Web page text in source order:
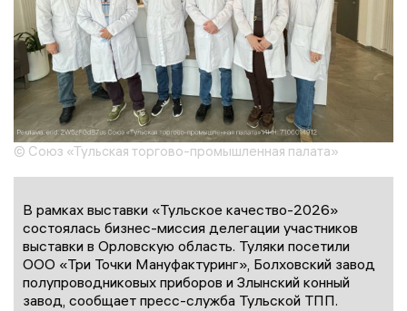
© Союз «Тульская торгово-промышленная палата»
В рамках выставки «Тульское качество-2026»
состоялась бизнес-миссия делегации участников
выставки в Орловскую область. Туляки посетили
ООО «Три Точки Мануфактуринг», Болховский завод
полупроводниковых приборов и Злынский конный
завод, сообщает пресс-служба Тульской ТПП.